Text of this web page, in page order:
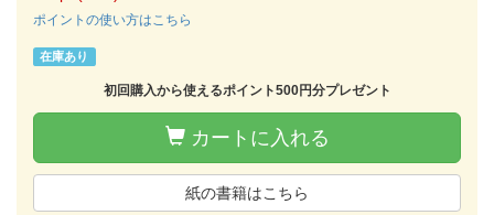
ポイントの使い方はこちら
在庫あり
初回購入から使えるポイント500円分プレゼント
カートに入れる
紙の書籍はこちら